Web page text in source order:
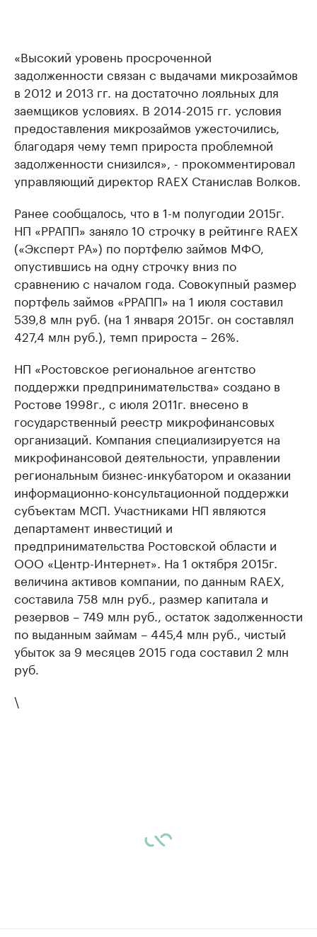
«Высокий уровень просроченной
задолженности связан с выдачами микрозаймов
в 2012 и 2013 гг. на достаточно лояльных для
заемщиков условиях. В 2014-2015 гг. условия
предоставления микрозаймов ужесточились,
благодаря чему темп прироста проблемной
задолженности снизился», - прокомментировал
управляющий директор RAEX Станислав Волков.
Ранее сообщалось, что в 1-м полугодии 2015г.
НП «РРАПП» заняло 10 строчку в рейтинге RAEX
(«Эксперт РА») по портфелю займов МФО,
опустившись на одну строчку вниз по
сравнению с началом года. Совокупный размер
портфель займов «РРАПП» на 1 июля составил
539,8 млн руб. (на 1 января 2015г. он составлял
427,4 млн руб.), темп прироста – 26%.
НП «Ростовское региональное агентство
поддержки предпринимательства» создано в
Ростове 1998г., с июля 2011г. внесено в
государственный реестр микрофинансовых
организаций. Компания специализируется на
микрофинансовой деятельности, управлении
региональным бизнес-инкубатором и оказании
информационно-консультационной поддержки
субъектам МСП. Участниками НП являются
департамент инвестиций и
предпринимательства Ростовской области и
ООО «Центр-Интернет». На 1 октября 2015г.
величина активов компании, по данным RAEX,
составила 758 млн руб., размер капитала и
резервов – 749 млн руб., остаток задолженности
по выданным займам – 445,4 млн руб., чистый
убыток за 9 месяцев 2015 года составил 2 млн
руб.
\